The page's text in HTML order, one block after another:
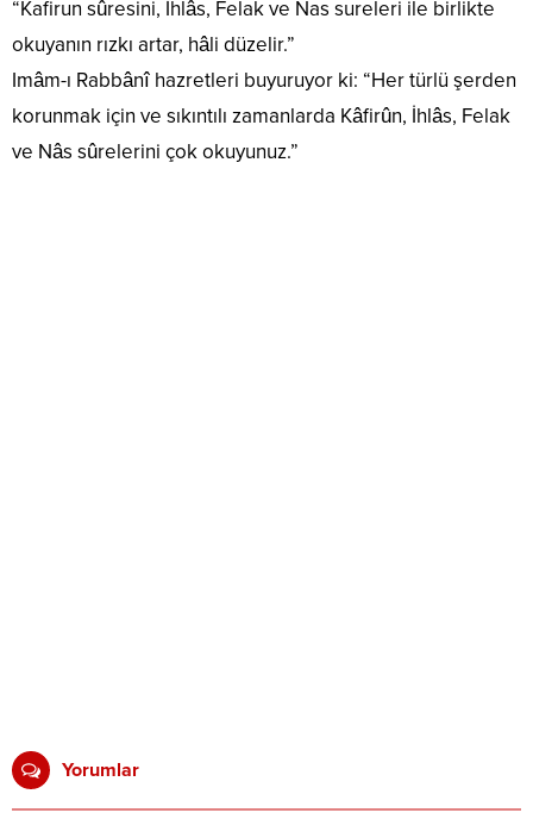
“Kafirun sûresini, İhlâs, Felak ve Nas sureleri ile birlikte
okuyanın rızkı artar, hâli düzelir.”
Imâm-ı Rabbânî hazretleri buyuruyor ki: “Her türlü şerden
korunmak için ve sıkıntılı zamanlarda Kâfirûn, İhlâs, Felak
ve Nâs sûrelerini çok okuyunuz.”
Yorumlar